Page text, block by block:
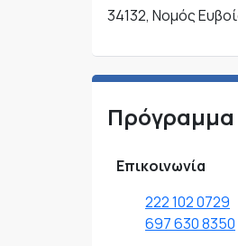
34132, Νομός
Πρόγραμμα
Επικοινωνία
222 102 0729
697 630 8350